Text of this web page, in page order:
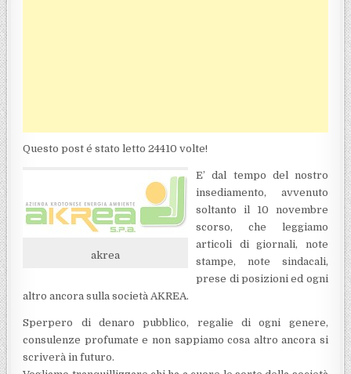
Questo post é stato letto 24410 volte!
akrea
E’ dal tempo del nostro
insediamento, avvenuto
soltanto il 10 novembre
scorso, che leggiamo
articoli di giornali, note
stampe, note sindacali,
prese di posizioni ed ogni
altro ancora sulla società AKREA.
Sperpero di denaro pubblico, regalie di ogni genere,
consulenze profumate e non sappiamo cosa altro ancora si
scriverà in futuro.